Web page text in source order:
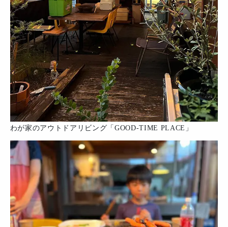
わが家のアウトドアリビング「GOOD-TIME PLACE」